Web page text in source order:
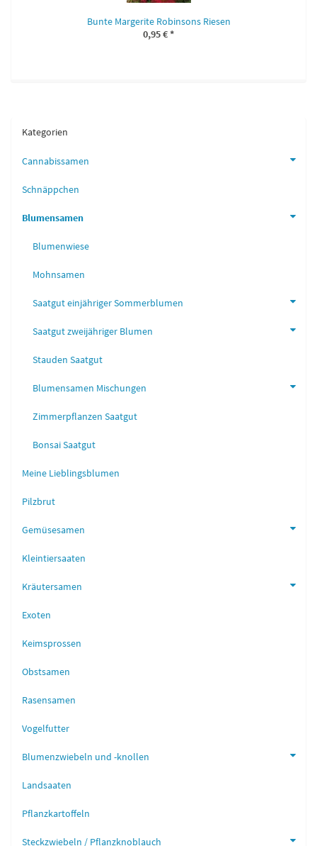
Bunte Margerite Robinsons Riesen
0,95 €*
Kategorien
Cannabissamen
Schnäppchen
Blumensamen
Blumenwiese
Mohnsamen
Saatgut einjähriger Sommerblumen
Saatgut zweijähriger Blumen
Stauden Saatgut
Blumensamen Mischungen
Zimmerpflanzen Saatgut
Bonsai Saatgut
Meine Lieblingsblumen
Pilzbrut
Gemüsesamen
Kleintiersaaten
Kräutersamen
Exoten
Keimsprossen
Obstsamen
Rasensamen
Vogelfutter
Blumenzwiebeln und -knollen
Landsaaten
Pflanzkartoffeln
Steckzwiebeln / Pflanzknoblauch